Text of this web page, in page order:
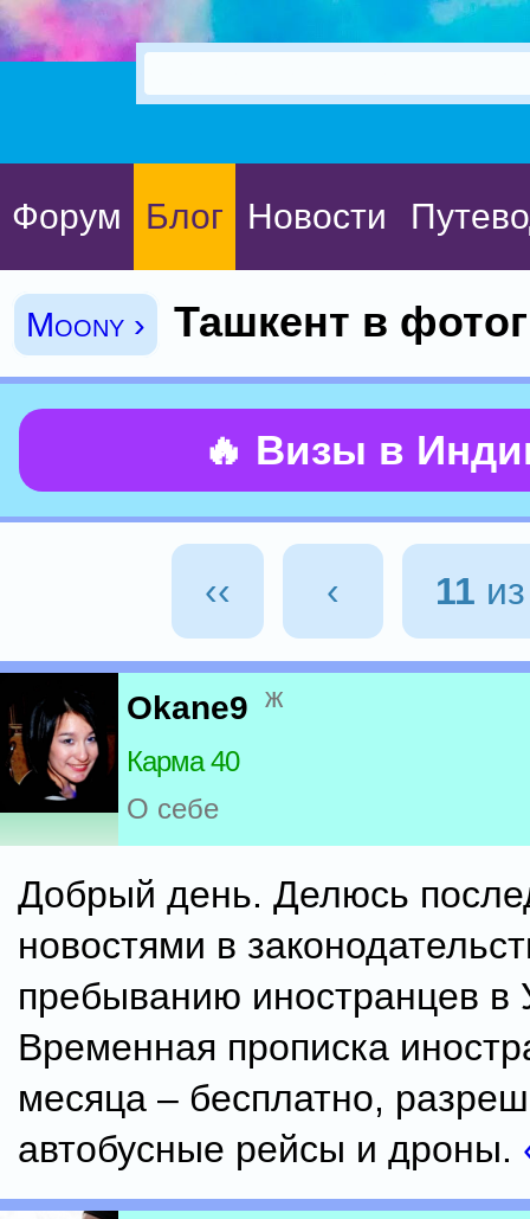
Форум Блог Новости
Moony › Ташкент в
🔥 Визы в
‹‹ ‹ 11
Okane9 ж
Карма 40
О себе
Добрый день. Делюсь
новостями в
пребыванию иностранцев в
Временная прописка
месяца – бесплатно,
автобусные рейсы и дроны.